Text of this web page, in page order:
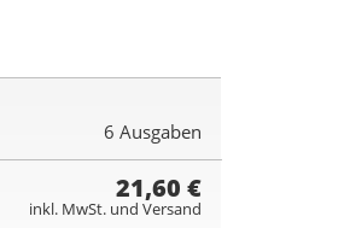
6 Ausgaben
21,60 €
inkl. MwSt. und Versand